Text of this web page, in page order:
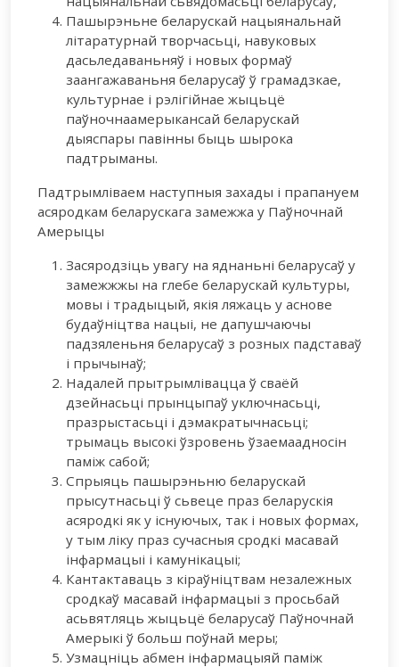
Пашырэньне беларускай нацыянальнай
літаратурнай творчасьці, навуковых
дасьледаваньняў і новых формаў
заангажаваньня беларусаў ў грамадзкае,
культурнае і рэлігійнае жыцьцё
паўночнаамерыкансай беларускай
дыяспары павінны быць шырока
падтрыманы.
Падтрымліваем наступныя захады і прапануем
асяродкам беларускага замежжа у Паўночнай
Амерыцы
Засяродзіць увагу на яднаньні беларусаў у
замежжжы на глебе беларускай культуры,
мовы і традыцый, якія ляжаць у аснове
будаўніцтва нацыі, не дапушчаючы
падзяленьня беларусаў з розных падставаў
і прычынаў;
Надалей прытрымлівацца ў сваёй
дзейнасьці прынцыпаў уключнасьці,
празрыстасьці і дэмакратычнасьці;
трымаць высокі ўзровень ўзаемаадносін
паміж сабой;
Спрыяць пашырэньню беларускай
прысутнасьці ў сьвеце праз беларускія
асяродкі як у існуючых, так і новых формах,
у тым ліку праз сучасныя сродкі масавай
інфармацыі і камунікацыі;
Кантактаваць з кіраўніцтвам незалежных
сродкаў масавай інфармацыі з просьбай
асьвятляць жыцьцё беларусаў Паўночнай
Амерыкі ў больш поўнай меры;
Узмацніць абмен інфармацыяй паміж